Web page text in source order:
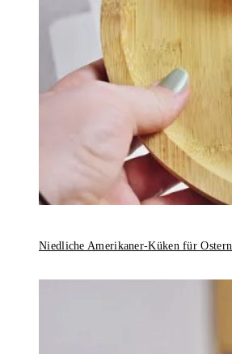
Niedliche Amerikaner-Küken für Ostern